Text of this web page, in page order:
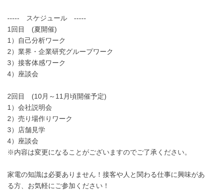
----- スケジュール -----
1回目 (夏開催)
1）自己分析ワーク
2）業界・企業研究グループワーク
3）接客体感ワーク
4）座談会
2回目 (10月～11月頃開催予定)
1）会社説明会
2）売り場作りワーク
3）店舗見学
4）座談会
※内容は変更になることがございますのでご了承ください。
家電の知識は必要ありません！接客や人と関わる仕事に興味があ
る方、お気軽にご参加ください！